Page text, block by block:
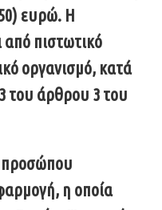
ευρώ. Η
πιστωτικό
οργανισμό, κατά
του άρθρου 3 του
προσώπου
η οποία